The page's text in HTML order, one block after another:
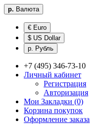
р. Валюта
€ Euro
$ US Dollar
р. Рубль
+7 (495) 346-73-10
Личный кабинет
Регистрация
Авторизация
Мои Закладки (0)
Корзина покупок
Оформление заказа